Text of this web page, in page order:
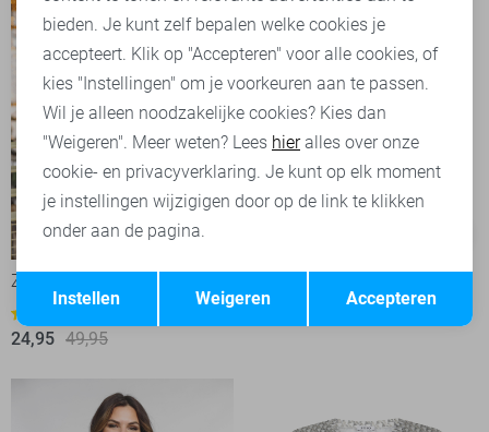
-50%
Zoso T-shirt
24,95 49,95
Terug Opslaan
bieden. Je kunt zelf bepalen welke cookies je
accepteert. Klik op "Accepteren" voor alle cookies, of
kies "Instellingen" om je voorkeuren aan te passen.
Wil je alleen noodzakelijke cookies? Kies dan
"Weigeren". Meer weten? Lees hieralles over onze
cookie- en privacyverklaring. Je kunt op elk moment
je instellingen wijzigigen door op de link te klikken
onder aan de pagina.
Accepteren
Weigeren
Instellen